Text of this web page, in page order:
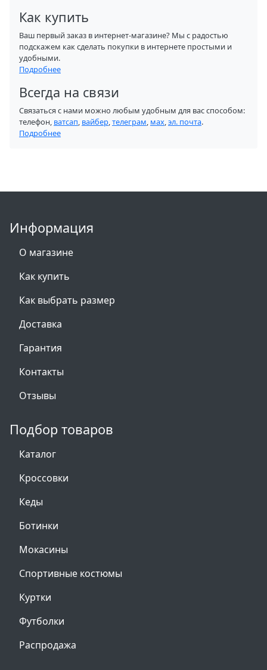
Как купить
Ваш первый заказ в интернет-магазине? Мы с радостью
подскажем как сделать покупки в интернете простыми и
удобными.
Подробнее
Всегда на связи
Связаться с нами можно любым удобным для вас способом:
телефон, ватсап, вайбер,телеграм, мах,эл. почта.
Подробнее
Информация
О магазине
Как купить
Как выбрать размер
Доставка
Гарантия
Контакты
Отзывы
Подбор товаров
Каталог
Кроссовки
Кеды
Ботинки
Мокасины
Спортивные костюмы
Куртки
Футболки
Распродажа